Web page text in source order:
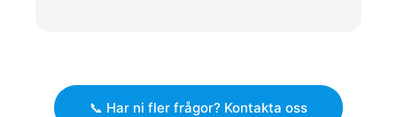
📞 Har ni fler frågor? Kontakta oss